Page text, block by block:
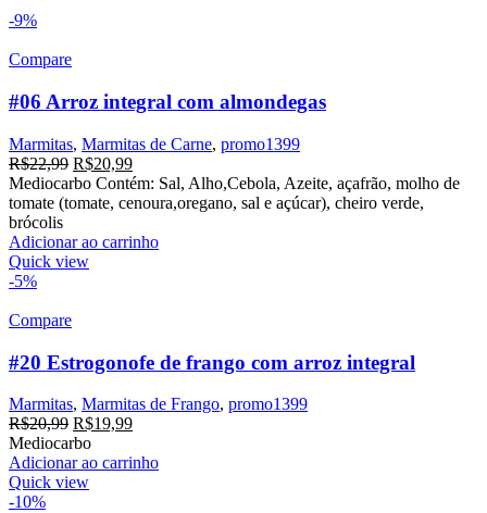
-9%
Compare
#06 Arroz integral com almondegas
Marmitas, Marmitas de Carne, promo1399
R$22,99 O
preço
original
R$22,99.
R$20,99O
preço
atual
R$20,99.
Mediocarbo Contém: Sal, Alho,Cebola, Azeite, açafrão, molho de
tomate (tomate, cenoura,oregano, sal e açúcar), cheiro verde,
brócolis
Adicionar ao carrinho
Quick view
-5%
Compare
#20 Estrogonofe de frango com arroz integral
Marmitas, Marmitas de Frango, promo1399
R$20,99 O
preço
original
era:
R$19,99O
atual
Mediocarbo
Adicionar ao carrinho
Quick view
-10%